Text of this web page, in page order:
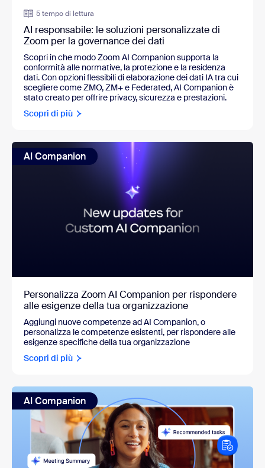
5 tempo di lettura
AI responsabile: le soluzioni personalizzate di
Zoom per la governance dei dati
Scopri in che modo Zoom AI Companion supporta la
conformità alle normative, la protezione e la residenza
dati. Con opzioni flessibili di elaborazione dei dati IA tra cui
scegliere come ZMO, ZM+ e Federated, AI Companion è
stato creato per offrire privacy, sicurezza e prestazioni.
Scopri di più
AI Companion
Personalizza Zoom AI Companion per rispondere
alle esigenze della tua organizzazione
Aggiungi nuove competenze ad AI Companion, o
personalizza le competenze esistenti, per rispondere alle
esigenze specifiche della tua organizzazione
Scopri di più
AI Companion